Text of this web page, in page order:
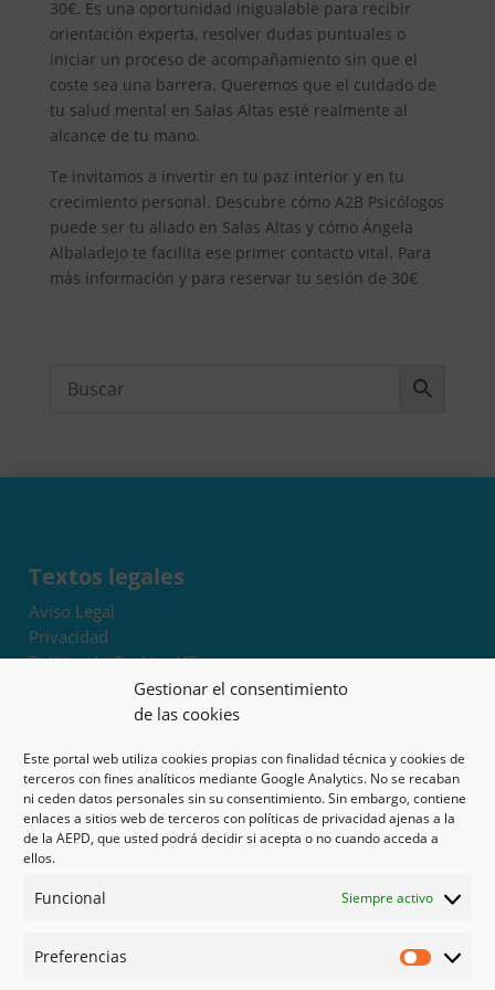
Gestionar el consentimiento
de las cookies
Este portal web utiliza cookies propias con finalidad técnica y cookies de
terceros con fines analíticos mediante Google Analytics. No se recaban
ni ceden datos personales sin su consentimiento. Sin embargo, contiene
enlaces a sitios web de terceros con políticas de privacidad ajenas a la
de la AEPD, que usted podrá decidir si acepta o no cuando acceda a
ellos.
Funcional Siempre activo
Preferencias
30€. Es una oportunidad inigualable para recibir
orientación experta, resolver dudas puntuales o
iniciar un proceso de acompañamiento sin que el
coste sea una barrera. Queremos que el cuidado de
tu salud mental en Salas Altas esté realmente al
alcance de tu mano.
Te invitamos a invertir en tu paz interior y en tu
crecimiento personal. Descubre cómo A2B Psicólogos
puede ser tu aliado en Salas Altas y cómo Ángela
Albaladejo te facilita ese primer contacto vital. Para
más información y para reservar tu sesión de 30€
Textos legales
Aviso Legal
Privacidad
Política de Cookies UE
Términos y condiciones
Exoneración de responsabilidad
Mapa del sitio
Mi cuenta
Tienda
Psicología en Murcia
Guías
Redes sociales